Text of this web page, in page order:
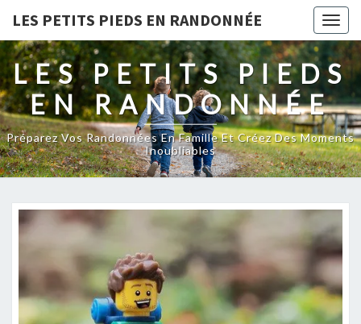
LES PETITS PIEDS EN RANDONNÉE
LES PETITS PIEDS
EN RANDONNÉE
Préparez Vos Randonnées En Famille Et Créez Des Moments
Inoubliables